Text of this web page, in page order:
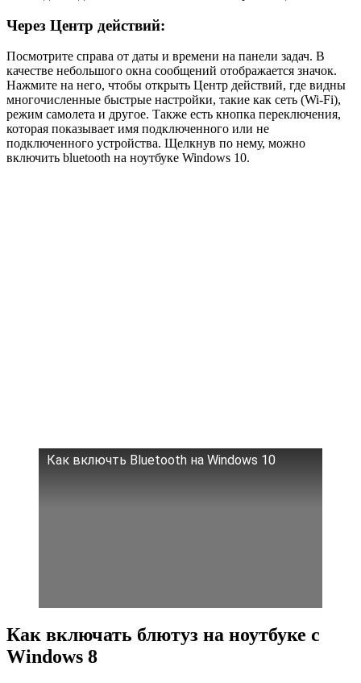
Через Центр действий:
Посмотрите справа от даты и времени на панели задач. В
качестве небольшого окна сообщений отображается значок.
Нажмите на него, чтобы открыть Центр действий, где видны
многочисленные быстрые настройки, такие как сеть (Wi-Fi),
режим самолета и другое. Также есть кнопка переключения,
которая показывает имя подключенного или не
подключенного устройства. Щелкнув по нему, можно
включить bluetooth на ноутбуке Windows 10.
Как включть Bluetooth на Windows 10
Как включать блютуз на ноутбуке с
Windows 8